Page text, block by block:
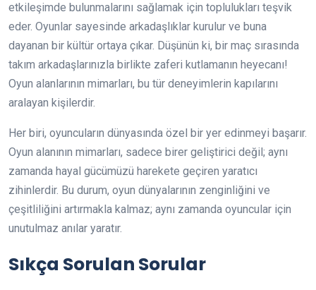
etkileşimde bulunmalarını sağlamak için toplulukları teşvik
eder. Oyunlar sayesinde arkadaşlıklar kurulur ve buna
dayanan bir kültür ortaya çıkar. Düşünün ki, bir maç sırasında
takım arkadaşlarınızla birlikte zaferi kutlamanın heyecanı!
Oyun alanlarının mimarları, bu tür deneyimlerin kapılarını
aralayan kişilerdir.
Her biri, oyuncuların dünyasında özel bir yer edinmeyi başarır.
Oyun alanının mimarları, sadece birer geliştirici değil; aynı
zamanda hayal gücümüzü harekete geçiren yaratıcı
zihinlerdir. Bu durum, oyun dünyalarının zenginliğini ve
çeşitliliğini artırmakla kalmaz; aynı zamanda oyuncular için
unutulmaz anılar yaratır.
Sıkça Sorulan Sorular